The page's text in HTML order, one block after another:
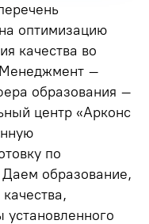
оптимизацию
качества во
Менеджмент –
образования –
центр «Арконс
по
образование,